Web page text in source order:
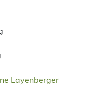
Layenberger